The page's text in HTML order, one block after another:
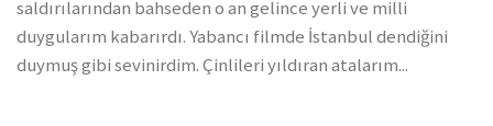
saldırılarından bahseden o an gelince yerli ve milli
duygularım kabarırdı. Yabancı filmde İstanbul dendiğini
duymuş gibi sevinirdim. Çinlileri yıldıran atalarım...